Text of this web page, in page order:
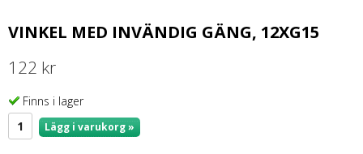
VINKEL MED INVÄNDIG GÄNG, 12XG15
122 kr
Finns i lager
Lägg i varukorg »